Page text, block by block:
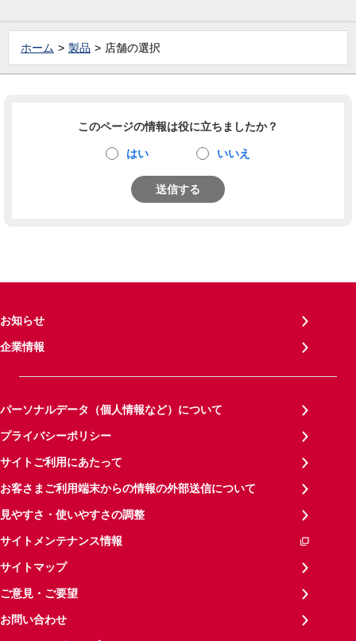
ホーム 製品 店舗の選択
このページの情報は役に立ちましたか？
はい いいえ
送信する
お知らせ
企業情報
パーソナルデータ（個人情報など）について
プライバシーポリシー
サイトご利用にあたって
お客さまご利用端末からの情報の外部送信について
見やすさ・使いやすさの調整
サイトメンテナンス情報
サイトマップ
ご意見・ご要望
お問い合わせ